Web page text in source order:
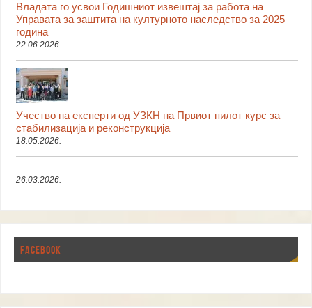
Владата го усвои Годишниот извештај за работа на
Управата за заштита на културното наследство за 2025
година
22.06.2026.
Учество на експерти од УЗКН на Првиот пилот курс за
стабилизација и реконструкција
18.05.2026.
26.03.2026.
FACEBOOK